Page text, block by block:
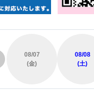
08/07
(金)
08/08
(土)